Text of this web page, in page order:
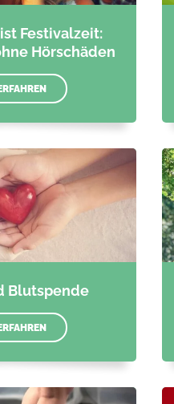
Festivalzeit:
Hörschäden
Blutspende